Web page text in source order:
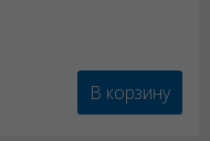
В корзину